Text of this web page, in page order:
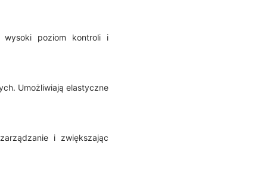
wysoki poziom kontroli i
Umożliwiają elastyczne
i zwiększając